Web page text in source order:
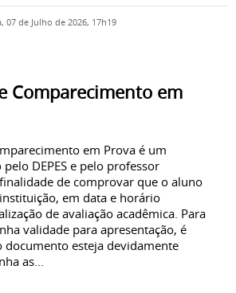
07 de Julho de 2026, 17h19
Comparecimento em
em Prova é um
DEPES e pelo professor
de comprovar que o aluno
em data e horário
de avaliação acadêmica. Para
validade para apresentação, é
documento esteja devidamente
as...